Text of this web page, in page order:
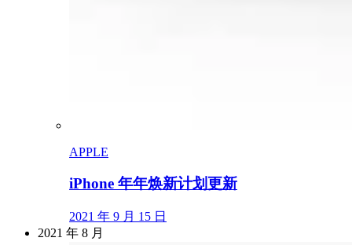
APPLE
iPhone 年年焕新计划更新
2021 年 9 月 15 日
2021 年 8 月